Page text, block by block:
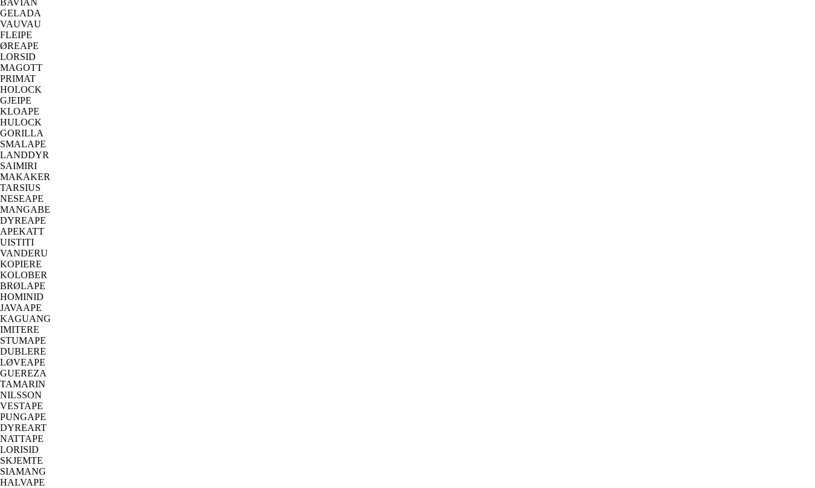
GELADA
VAUVAU
FLEIPE
ØREAPE
LORSID
MAGOTT
PRIMAT
HOLOCK
GJEIPE
KLOAPE
HULOCK
GORILLA
SMALAPE
LANDDYR
SAIMIRI
MAKAKER
TARSIUS
NESEAPE
MANGABE
DYREAPE
APEKATT
UISTITI
VANDERU
KOPIERE
KOLOBER
BRØLAPE
HOMINID
JAVAAPE
KAGUANG
IMITERE
STUMAPE
DUBLERE
LØVEAPE
GUEREZA
TAMARIN
NILSSON
VESTAPE
PUNGAPE
DYREART
NATTAPE
LORISID
SKJEMTE
SIAMANG
HALVAPE